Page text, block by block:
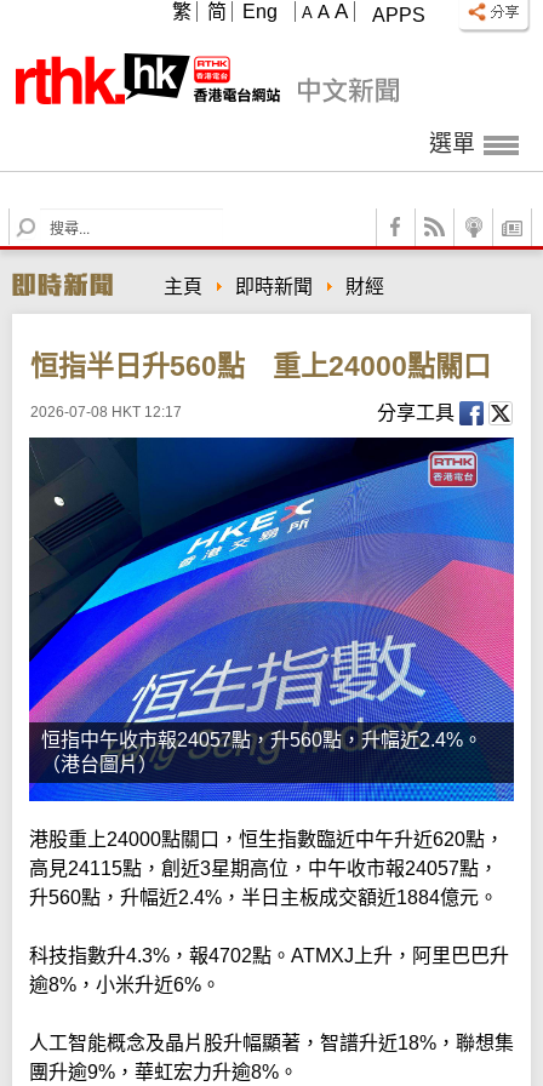
APPS
A A A
繁 简 Eng
選單
S
e
r
c
主頁 即時新聞 財經
恒指半日升560點 重上24000點關口
2026-07-08 HKT 12:17 分享工具
恒指中午收市報24057點，升560點，升幅近2.4%。
（港台圖片）
港股重上24000點關口，恒生指數臨近中午升近620點，
高見24115點，創近3星期高位，中午收市報24057點，
升560點，升幅近2.4%，半日主板成交額近1884億元。
科技指數升4.3%，報4702點。ATMXJ上升，阿里巴巴升
逾8%，小米升近6%。
人工智能概念及晶片股升幅顯著，智譜升近18%，聯想集
團升逾9%，華虹宏力升逾8%。